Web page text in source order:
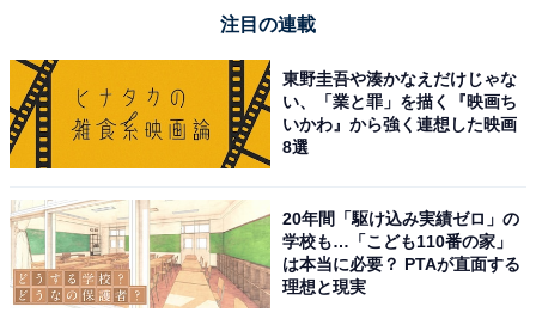
注目の連載
東野圭吾や湊かなえだけじゃな
い、「業と罪」を描く『映画ち
いかわ』から強く連想した映画
8選
20年間「駆け込み実績ゼロ」の
学校も…「こども110番の家」
は本当に必要？ PTAが直面する
理想と現実